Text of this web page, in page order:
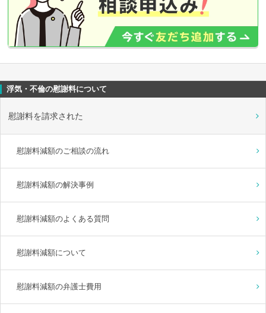
浮気・不倫の慰謝料について
慰謝料を請求された
慰謝料減額のご相談の流れ
慰謝料減額の解決事例
慰謝料減額のよくある質問
慰謝料減額について
慰謝料減額の弁護士費用